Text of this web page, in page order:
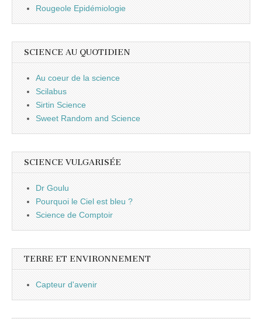
Rougeole Epidémiologie
SCIENCE AU QUOTIDIEN
Au coeur de la science
Scilabus
Sirtin Science
Sweet Random and Science
SCIENCE VULGARISÉE
Dr Goulu
Pourquoi le Ciel est bleu ?
Science de Comptoir
TERRE ET ENVIRONNEMENT
Capteur d'avenir